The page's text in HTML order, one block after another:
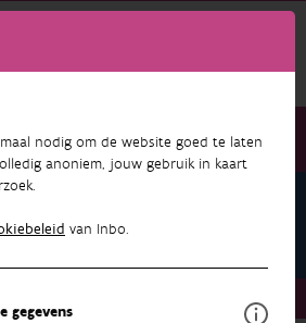
nodig om de website goed te laten
anoniem, jouw gebruik in kaart
van Inbo.
gegevens